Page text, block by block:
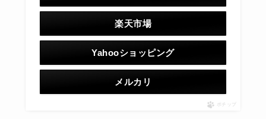
楽天市場
Yahooショッピング
メルカリ
ポチップ